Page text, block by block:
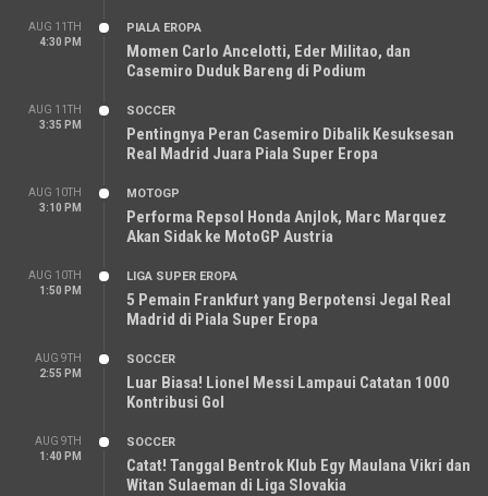
AUG 11TH
4:30 PM
PIALA EROPA
Momen Carlo Ancelotti, Eder Militao, dan
Casemiro Duduk Bareng di Podium
AUG 11TH
3:35 PM
SOCCER
Pentingnya Peran Casemiro Dibalik Kesuksesan
Real Madrid Juara Piala Super Eropa
AUG 10TH
3:10 PM
MOTOGP
Performa Repsol Honda Anjlok, Marc Marquez
Akan Sidak ke MotoGP Austria
AUG 10TH
1:50 PM
LIGA SUPER EROPA
5 Pemain Frankfurt yang Berpotensi Jegal Real
Madrid di Piala Super Eropa
AUG 9TH
2:55 PM
SOCCER
Luar Biasa! Lionel Messi Lampaui Catatan 1000
Kontribusi Gol
AUG 9TH
1:40 PM
SOCCER
Catat! Tanggal Bentrok Klub Egy Maulana Vikri dan
Witan Sulaeman di Liga Slovakia